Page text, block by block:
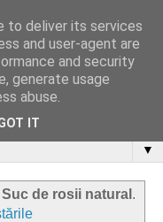
▼
Suc de rosii natural .
to deliver its services
and user-agent are
and security
generate usage
abuse.
IT